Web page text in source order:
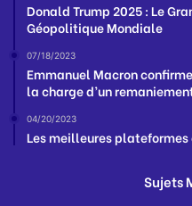
Donald Trump 2025 : Le
Géopolitique Mondiale
07/18/2023
Emmanuel Macron
la charge d’un
04/20/2023
Les meilleures plateformes
Sujets